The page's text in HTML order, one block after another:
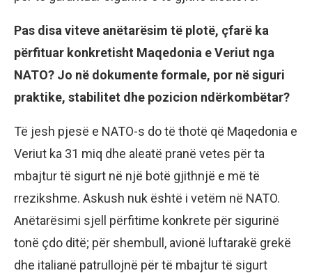
Pas disa viteve anëtarësim të plotë, çfarë ka
përfituar konkretisht Maqedonia e Veriut nga
NATO? Jo në dokumente formale, por në siguri
praktike, stabilitet dhe pozicion ndërkombëtar?
Të jesh pjesë e NATO-s do të thotë që Maqedonia e
Veriut ka 31 miq dhe aleatë pranë vetes për ta
mbajtur të sigurt në një botë gjithnjë e më të
rrezikshme. Askush nuk është i vetëm në NATO.
Anëtarësimi sjell përfitime konkrete për sigurinë
tonë çdo ditë; për shembull, avionë luftarakë grekë
dhe italianë patrullojnë për të mbajtur të sigurt